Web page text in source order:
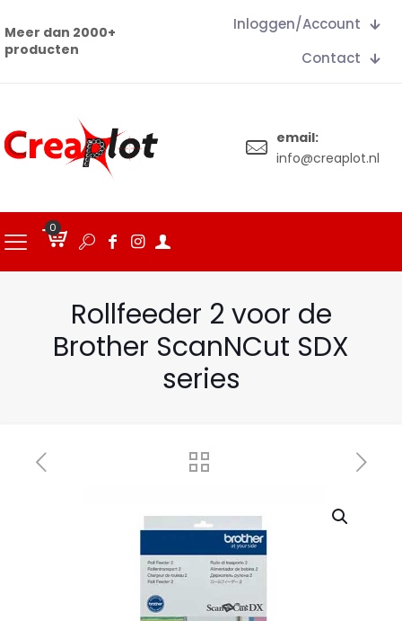
Meer dan 2000+
producten
Inloggen/Account
Contact
email:
info@creaplot.nl
0
Rollfeeder 2 voor de
Brother ScanNCut SDX
series